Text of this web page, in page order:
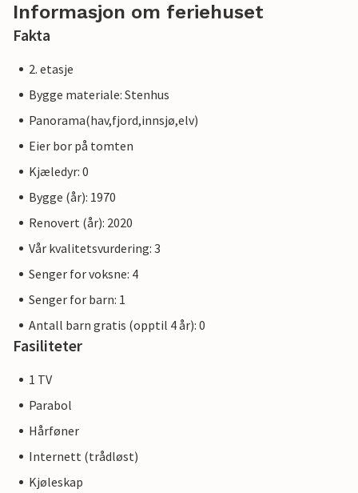
Informasjon om feriehuset
Fakta
2. etasje
Bygge materiale: Stenhus
Panorama(hav,fjord,innsjø,elv)
Eier bor på tomten
Kjæledyr: 0
Bygge (år): 1970
Renovert (år): 2020
Vår kvalitetsvurdering: 3
Senger for voksne: 4
Senger for barn: 1
Antall barn gratis (opptil 4 år): 0
Fasiliteter
1 TV
Parabol
Hårføner
Internett (trådløst)
Kjøleskap